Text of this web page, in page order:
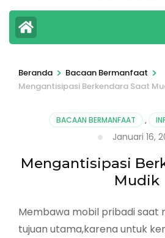
Beranda > Bacaan Bermanfaat >
Mengantisipasi Berkendara Saat
BACAAN BERMANFAAT ,
Januari 16,
Mengantisipasi
Mudik
Membawa mobil pribadi saat
tujuan utama,karena untuk